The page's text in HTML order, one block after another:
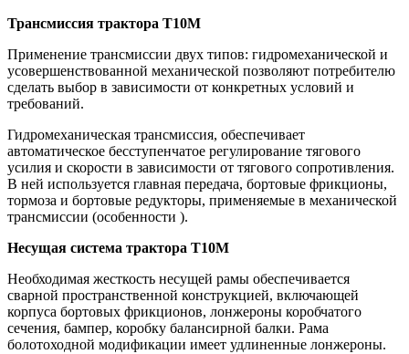
Трансмиссия трактора Т10М
Применение трансмиссии двух типов: гидромеханической и
усовершенствованной механической позволяют потребителю
сделать выбор в зависимости от конкретных условий и
требований.
Гидромеханическая трансмиссия, обеспечивает
автоматическое бесступенчатое регулирование тягового
усилия и скорости в зависимости от тягового сопротивления.
В ней используется главная передача, бортовые фрикционы,
тормоза и бортовые редукторы, применяемые в механической
трансмиссии (особенности ).
Несущая система трактора Т10М
Необходимая жесткость несущей рамы обеспечивается
сварной пространственной конструкцией, включающей
корпуса бортовых фрикционов, лонжероны коробчатого
сечения, бампер, коробку балансирной балки. Рама
болотоходной модификации имеет удлиненные лонжероны.